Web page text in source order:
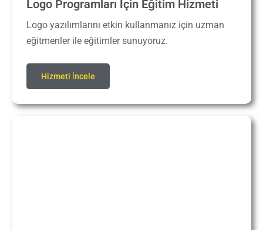
Logo Programları İçin Eğitim Hizmeti
Logo yazılımlarını etkin kullanmanız için uzman
eğitmenler ile eğitimler sunuyoruz.
Hizmeti İncele